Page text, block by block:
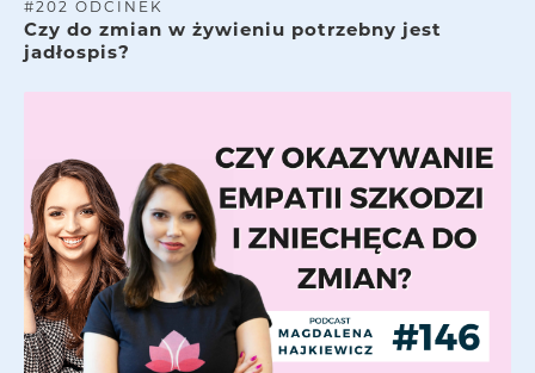
#202 ODCINEK
Czy do zmian w żywieniu potrzebny jest
jadłospis?